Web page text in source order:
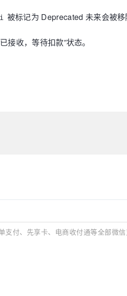
被标记为 Deprecated 未来会被移
收，等待扣款”状态。
付、先享卡、电商收付通等全部微